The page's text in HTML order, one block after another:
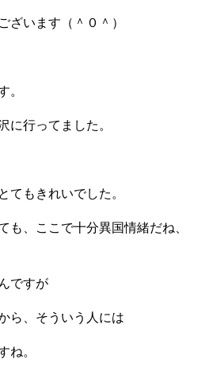
ざいます（＾０＾）
。
に行ってました。
てもきれいでした。
も、ここで十分異国情緒だね、
ですが
ら、そういう人には
ね。